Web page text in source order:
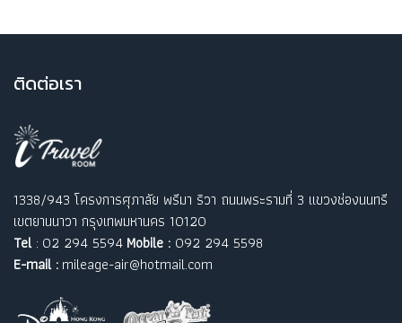
ติดต่อเรา
1338/943 โครงการศุภาลัย พรีมา ริวา ถนนพระรามที่ 3 แขวงช่องนนทรี
เขตยานนาวา กรุงเทพมหานคร 10120
Tel: 02 294 5594 Mobile : 092 294 5598
E-mail : mileage-air@hotmail.com